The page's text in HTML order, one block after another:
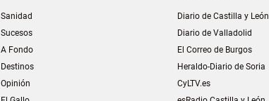
Sanidad
Sucesos
A Fondo
Destinos
Opinión
Diario de Castilla y León
Diario de Valladolid
El Correo de Burgos
Heraldo-Diario de Soria
CyLTV.es